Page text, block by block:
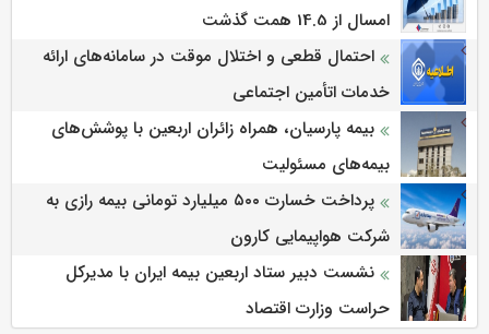
امسال از 14.5 همت گذشت
احتمال قطعی و اختلال موقت در سامانه‌های ارائه
خدمات اتأمین اجتماعی
بیمه پارسیان، همراه زائران اربعین با پوشش‌های
بیمه‌های مسئولیت
پرداخت خسارت ۵۰۰ میلیارد تومانی بیمه رازی به
شرکت هواپیمایی کارون
نشست دبیر ستاد اربعین بیمه ایران با مدیرکل
حراست وزارت اقتصاد